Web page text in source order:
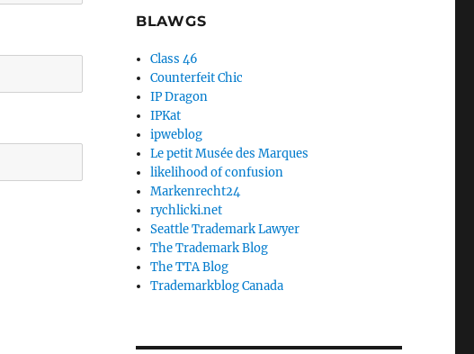
BLAWGS
Class 46
Counterfeit Chic
IP Dragon
IPKat
ipweblog
Le petit Musée des Marques
likelihood of confusion
Markenrecht24
rychlicki.net
Seattle Trademark Lawyer
The Trademark Blog
The TTA Blog
Trademarkblog Canada